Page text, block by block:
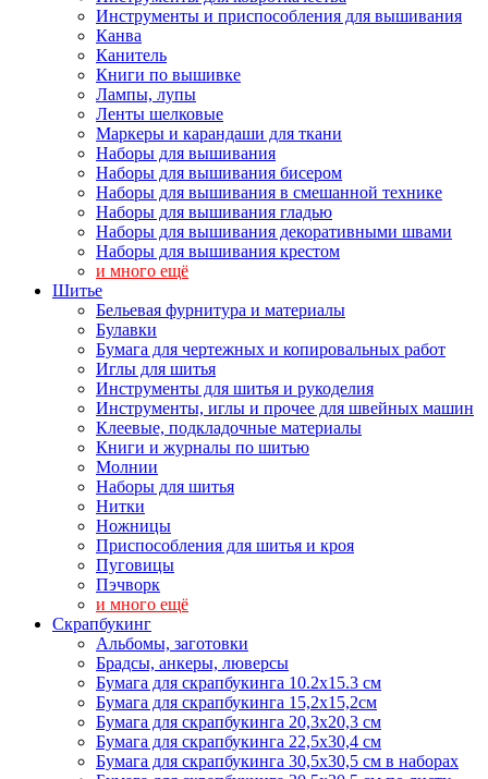
Инструменты и приспособления для вышивания
Канва
Канитель
Книги по вышивке
Лампы, лупы
Ленты шелковые
Маркеры и карандаши для ткани
Наборы для вышивания
Наборы для вышивания бисером
Наборы для вышивания в смешанной технике
Наборы для вышивания гладью
Наборы для вышивания декоративными швами
Наборы для вышивания крестом
и много ещё
Шитье
Бельевая фурнитура и материалы
Булавки
Бумага для чертежных и копировальных работ
Иглы для шитья
Инструменты для шитья и рукоделия
Инструменты, иглы и прочее для швейных машин
Клеевые, подкладочные материалы
Книги и журналы по шитью
Молнии
Наборы для шитья
Нитки
Ножницы
Приспособления для шитья и кроя
Пуговицы
Пэчворк
и много ещё
Скрапбукинг
Альбомы, заготовки
Брадсы, анкеры, люверсы
Бумага для скрапбукинга 10.2х15.3 см
Бумага для скрапбукинга 15,2х15,2см
Бумага для скрапбукинга 20,3х20,3 см
Бумага для скрапбукинга 22,5х30,4 см
Бумага для скрапбукинга 30,5х30,5 см в наборах